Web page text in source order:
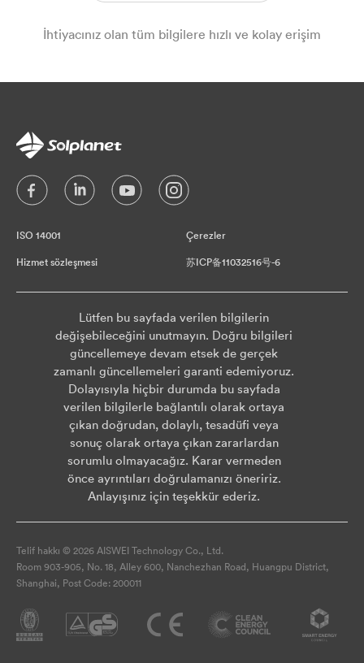
İhtiyacınız olan tüm bilgilere hızlı ve kolay erişim
ISO 14001 Çerezler
Hizmet sözleşmesi 苏ICP备11032516号-6
Lütfen bu sayfada verilen bilgilerin
değişebileceğini unutmayın. Doğru bilgileri
güncellemeye devam etsek de gerçek
zamanlı güncellemeleri garanti edemiyoruz.
Dolayısıyla hiçbir durumda bu sayfada
verilen bilgilerle bağlantılı olarak ortaya
çıkan doğrudan, dolaylı, tesadüfi veya
sonuç olarak ortaya çıkan zararlardan
sorumlu olmayacağız. Karar vermeden
önce ayrıntıları doğrulamanızı öneririz.
Anlayışınız için teşekkür ederiz.
Telif hakkı © 2026 AISWEI Technology Co., Ltd.
Room 903-905, No. 18, Alley 600, Nanchezhan Road, Huangpu District,
Shanghai, Post Code: 200011